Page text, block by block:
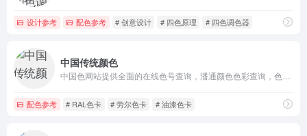
设计参考 配色参考 # 创意设计 # 四色原理 # 四色调色器
中国传统颜色
配色参考 # RAL色卡 # 劳尔色卡 # 油漆色卡